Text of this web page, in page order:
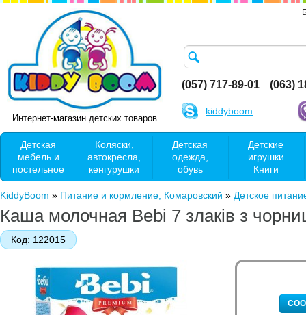
Интернет-магазин детских товаров
(057) 717-89-01 (063)
kiddyboom
Детская
мебель и
постельное
Коляски,
автокресла,
кенгурушки
Детская
одежда,
обувь
Детские
игрушки
Книги
KiddyBoom » Питание и кормление, Комаровский » Детское
Каша молочная Bebi 7 злаків з
Код: 122015